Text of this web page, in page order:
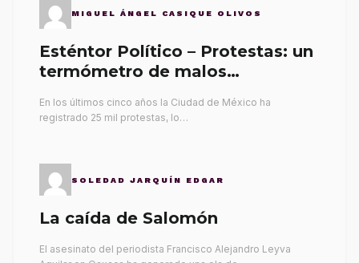
MIGUEL ÁNGEL CASIQUE OLIVOS
Esténtor Político – Protestas: un
termómetro de malos
En los últimos cinco años la Ciudad de México ha
registrado 25 mil protestas, lo…
SOLEDAD JARQUÍN EDGAR
La caída de Salomón
El asesinato del periodista Francisco Alejandro Leyva